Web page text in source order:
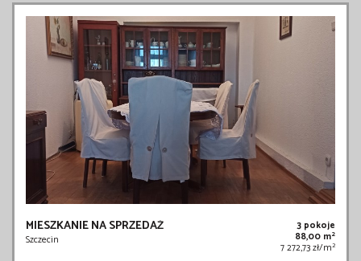
MIESZKANIE NA SPRZEDAŻ
Szczecin
3 pokoje
88,00 m2
7 272,73 zł/m2